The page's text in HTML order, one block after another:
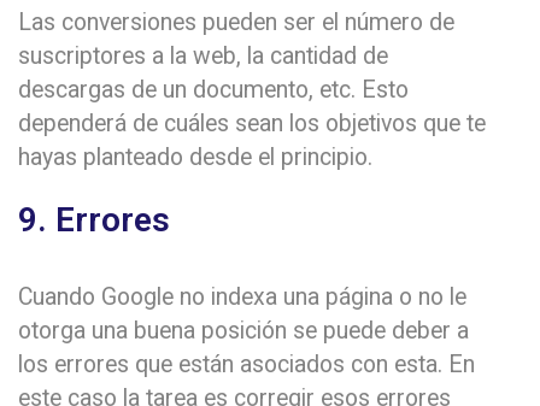
Las conversiones pueden ser el número de
suscriptores a la web, la cantidad de
descargas de un documento, etc. Esto
dependerá de cuáles sean los objetivos que te
hayas planteado desde el principio.
9. Errores
Cuando Google no indexa una página o no le
otorga una buena posición se puede deber a
los errores que están asociados con esta. En
este caso la tarea es corregir esos errores